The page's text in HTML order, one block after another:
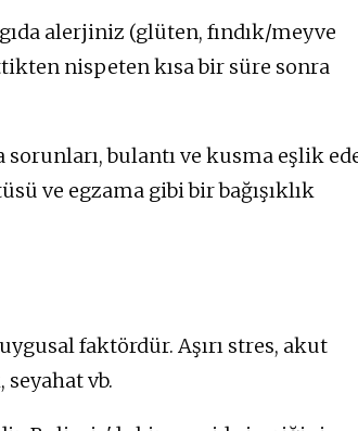
alerjiniz (glüten, fındık/meyve
nispeten kısa bir süre sonra
sorunları, bulantı ve kusma eşlik
ve egzama gibi bir bağışıklık
faktördür. Aşırı stres, akut
vb.